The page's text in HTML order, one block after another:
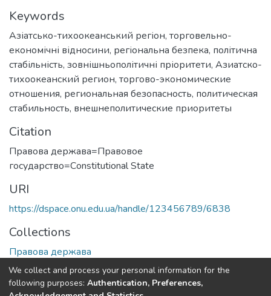
Keywords
Азіатсько-тихоокеанський регіон, торговельно-
економічні відносини, регіональна безпека, політична
стабільність, зовнішньополітичні пріоритети, Азиатско-
тихоокеанский регион, торгово-экономические
отношения, региональная безопасность, политическая
стабильность, внешнеполитические приоритеты
Citation
Правова держава=Правовое
государство=Сonstitutional State
URI
https://dspace.onu.edu.ua/handle/123456789/6838
Collections
Правова держава
Full item page
We collect and process your personal information for the
following purposes: Authentication, Preferences,